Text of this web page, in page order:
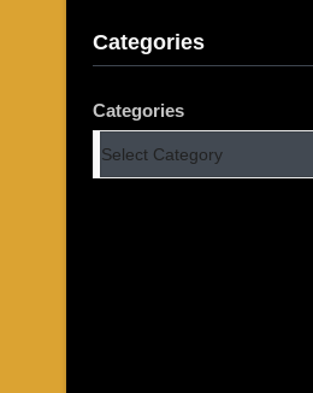
Categories
Categories